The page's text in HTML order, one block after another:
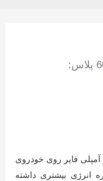
فایر روی خودروی
انرژی بیشتری داشته